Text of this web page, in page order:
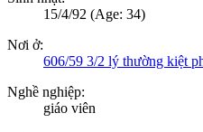
15/4/92 (Age: 34)
Nơi ở:
606/59 3/2 lý thường kiệt
Nghề nghiệp:
giáo viên